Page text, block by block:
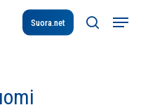
Suora.net
search
Menu